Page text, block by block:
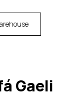
Gaeli